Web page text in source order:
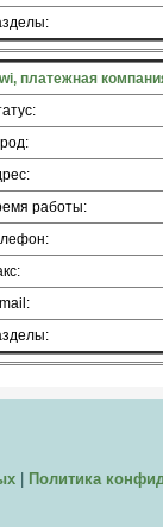
платежная
работы:
| Политика